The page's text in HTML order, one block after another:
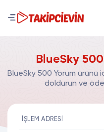
BlueSky
BlueSky 500 Yorum ürünü
doldurun ve
İŞLEM ADRESI